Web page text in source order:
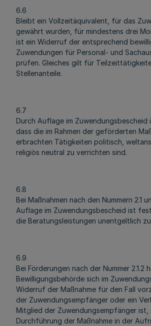
6.6
Bleibt ein Vollzeitäquivalent, für das
gewährt wurden, für mindestens drei
ist ein Widerruf der entsprechend
Zuwendungen für Personal- und
prüfen. Gleiches gilt für
Stellenanteile.
6.7
Durch Auflage im Zuwendungsbescheid
dass die im Rahmen der geförderten
erbrachten Tätigkeiten politisch,
religiös neutral zu verrichten sind.
6.8
Bei Maßnahmen nach den Nummern 2.1
Auflage im Zuwendungsbescheid ist
die Beratungsleistungen unentgeltlich
6.9
Bei Förderungen nach der Nummer 2.1.2
Bewilligungsbehörde sich im
Widerruf der Maßnahme für den Fall
der Zuwendungsempfänger oder ein
Mitglied der Zuwendungsempfänger ist,
Durchführung der Maßnahme in der